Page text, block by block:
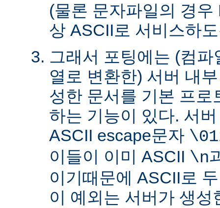
(물론 문자파일의 경
상 ASCII로 서비스하
그래서 포팅에는 (컴
열로 변환한) 서버 내
성한 문서를 기본 프로
하는 기능이 있다. 서
ASCII escape문자
이들이 이미 ASCII \n
이기때문에 ASCII로
이 예외는 서버가 생